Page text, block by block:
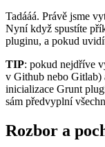
Tadááá. Právě jsme
Nyní když spustíte
pluginu, a pokud
TIP: pokud nejdříve
v Github nebo Gitlab)
inicializace Grunt
sám předvyplní
Rozbor a